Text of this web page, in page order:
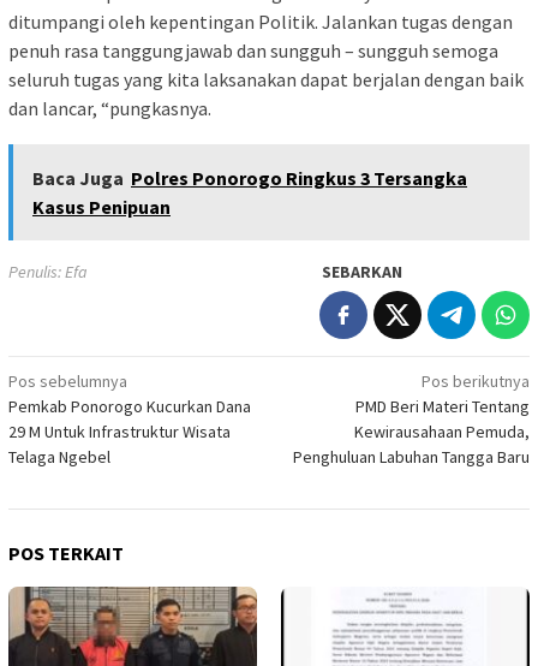
ditumpangi oleh kepentingan Politik. Jalankan tugas dengan
penuh rasa tanggungjawab dan sungguh – sungguh semoga
seluruh tugas yang kita laksanakan dapat berjalan dengan baik
dan lancar, “pungkasnya.
Baca Juga Polres Ponorogo Ringkus 3 Tersangka
Kasus Penipuan
Penulis: Efa SEBARKAN
Navigasi
pos
Pos sebelumnya
Pemkab Ponorogo Kucurkan Dana
29 M Untuk Infrastruktur Wisata
Telaga Ngebel
Pos berikutnya
PMD Beri Materi Tentang
Kewirausahaan Pemuda,
Penghuluan Labuhan Tangga Baru
POS TERKAIT